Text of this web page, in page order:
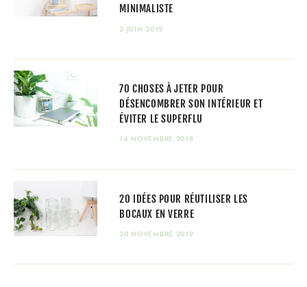
MINIMALISTE
2 JUIN 2019
70 CHOSES À JETER POUR
DÉSENCOMBRER SON INTÉRIEUR ET
ÉVITER LE SUPERFLU
14 NOVEMBRE 2018
20 IDÉES POUR RÉUTILISER LES
BOCAUX EN VERRE
20 NOVEMBRE 2019